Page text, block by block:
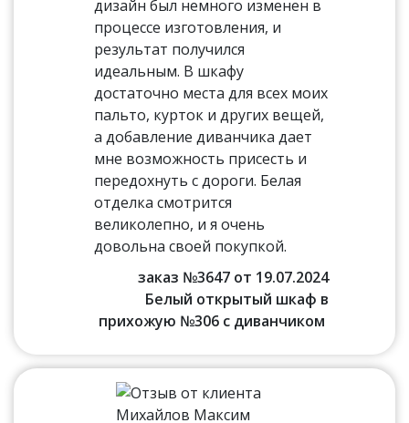
дизайн был немного изменен в
процессе изготовления, и
результат получился
идеальным. В шкафу
достаточно места для всех моих
пальто, курток и других вещей,
а добавление диванчика дает
мне возможность присесть и
передохнуть с дороги. Белая
отделка смотрится
великолепно, и я очень
довольна своей покупкой.
заказ №3647 от 19.07.2024
Белый открытый шкаф в
прихожую №306 с диванчиком